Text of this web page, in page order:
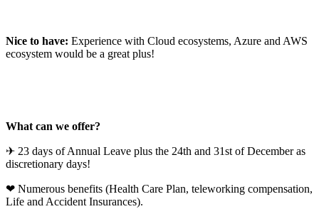
Nice to have: Experience with Cloud ecosystems, Azure and AWS
ecosystem would be a great plus!
What can we offer?
✈ 23 days of Annual Leave plus the 24th and 31st of December as
discretionary days!
❤ Numerous benefits (Health Care Plan, teleworking compensation,
Life and Accident Insurances).